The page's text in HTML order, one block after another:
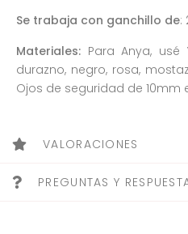
Se trabaja con ganchillo de:
Materiales: Para Anya, usé
durazno, negro, rosa,
Ojos de seguridad de 10mm
VALORACIONES
PREGUNTAS Y